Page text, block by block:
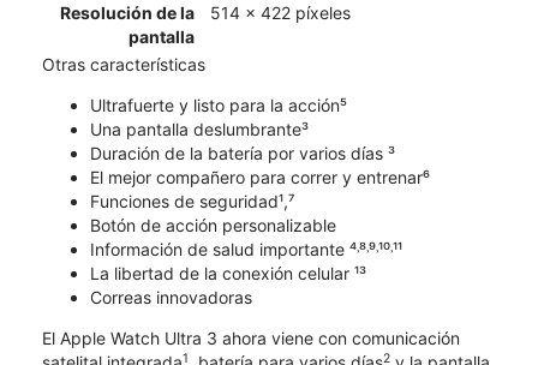
Resolución de la
pantalla
514 x 422 píxeles
Otras características
Ultrafuerte y listo para la acción⁵
Una pantalla deslumbrante³
Duración de la batería por varios días ³
El mejor compañero para correr y entrenar⁶
Funciones de seguridad¹,⁷
Botón de acción personalizable
Información de salud importante ⁴˒⁸˒⁹˒¹⁰˒¹¹
La libertad de la conexión celular ¹³
Correas innovadoras
El Apple Watch Ultra 3 ahora viene con comunicación
1 2